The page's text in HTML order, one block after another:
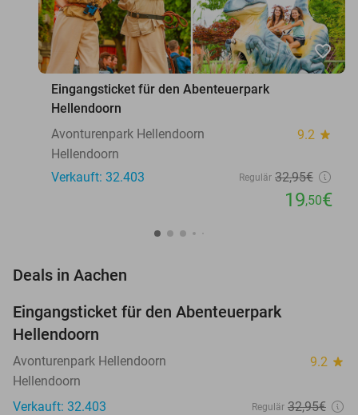
favorite_border
Eingangsticket für den Abenteuerpark
Hellendoorn
Avonturenpark Hellendoorn
9.2 star
Hellendoorn
Verkauft: 32.403
Regulär 32,95€
19,50€
Deals in Aachen
Eingangsticket für den Abenteuerpark
Hellendoorn
Avonturenpark Hellendoorn 9.2 star
Hellendoorn
Verkauft: 32.403
Regulär 32,95€